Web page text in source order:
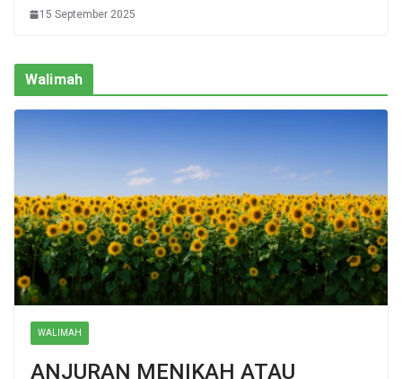
15 September 2025
Walimah
WALIMAH
ANJURAN MENIKAH ATAU